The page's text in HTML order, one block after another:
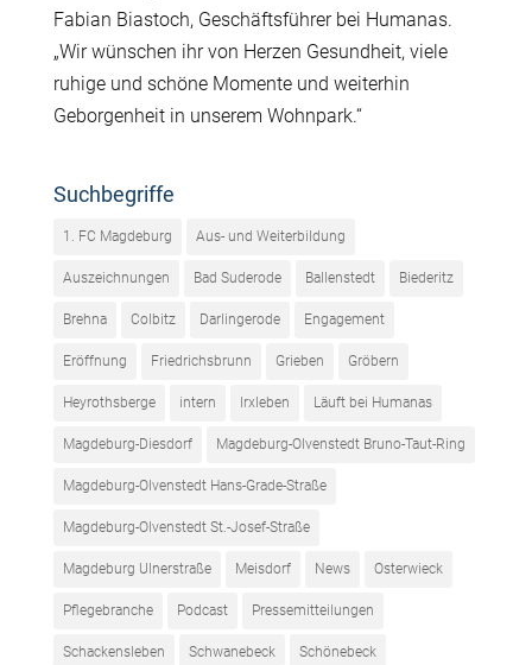
Fabian Biastoch, Geschäftsführer bei Humanas.
„Wir wünschen ihr von Herzen Gesundheit, viele
ruhige und schöne Momente und weiterhin
Geborgenheit in unserem Wohnpark.“
Suchbegriffe
1. FC Magdeburg Aus- und Weiterbildung
Auszeichnungen Bad Suderode Ballenstedt Biederitz
Brehna Colbitz Darlingerode Engagement
Eröffnung Friedrichsbrunn Grieben Gröbern
Heyrothsberge intern Irxleben Läuft bei Humanas
Magdeburg-Diesdorf Magdeburg-Olvenstedt Bruno-Taut-Ring
Magdeburg-Olvenstedt Hans-Grade-Straße
Magdeburg-Olvenstedt St.-Josef-Straße
Magdeburg Ulnerstraße Meisdorf News Osterwieck
Pflegebranche Podcast Pressemitteilungen
Schackensleben Schwanebeck Schönebeck